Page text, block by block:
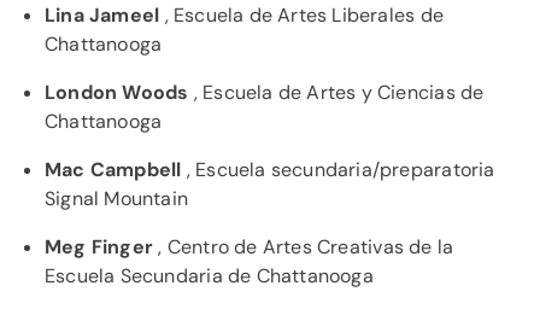
Lina Jameel , Escuela de Artes Liberales de
Chattanooga
London Woods , Escuela de Artes y Ciencias de
Chattanooga
Mac Campbell , Escuela secundaria/preparatoria
Signal Mountain
Meg Finger, Centro de Artes Creativas de la
Escuela Secundaria de Chattanooga